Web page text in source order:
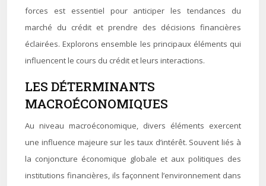
forces est essentiel pour anticiper les tendances du
marché du crédit et prendre des décisions financières
éclairées. Explorons ensemble les principaux éléments qui
influencent le cours du crédit et leurs interactions.
LES DÉTERMINANTS
MACROÉCONOMIQUES
Au niveau macroéconomique, divers éléments exercent
une influence majeure sur les taux d’intérêt. Souvent liés à
la conjoncture économique globale et aux politiques des
institutions financières, ils façonnent l’environnement dans